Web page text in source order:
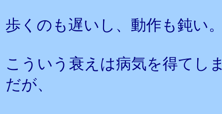
歩くのも遅いし、動作も鈍い
こういう衰えは病気を得てし
だが、